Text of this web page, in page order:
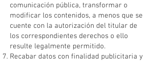
comunicación pública, transformar o
modificar los contenidos, a menos que se
cuente con la autorización del titular de
los correspondientes derechos o ello
resulte legalmente permitido.
Recabar datos con finalidad publicitaria y